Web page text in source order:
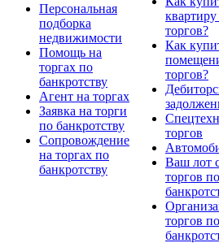
Персональная
подборка
недвижимости
Помощь на
торгах по
банкротству
Агент на торгах
Заявка на торги
по банкротству
Сопровождение
на торгах по
банкротству
квартиру
торгов?
Как
торгов?
торгов
Ваш лот
торгов по
торгов по